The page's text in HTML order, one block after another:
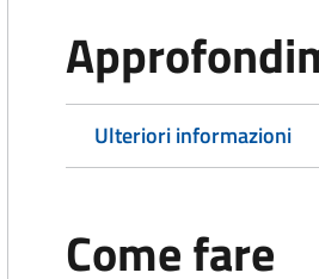
Ulteriori informazioni
Come fare